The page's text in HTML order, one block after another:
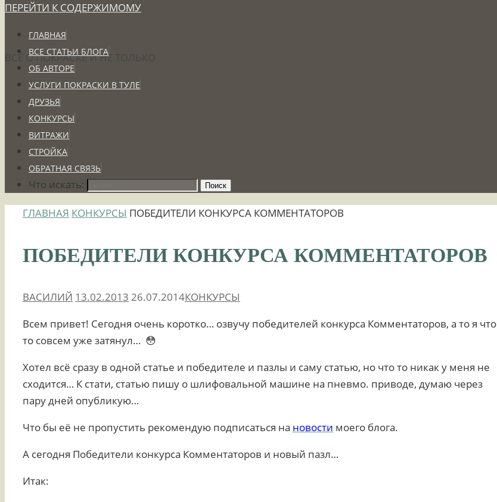
ЗАПИСКИ МАЛЯРА
ВСЁ О ПОКРАСКЕ И НЕ ТОЛЬКО
ПЕРЕЙТИ К СОДЕРЖИМОМУ
ГЛАВНАЯ
ВСЕ СТАТЬИ БЛОГА
ОБ АВТОРЕ
УСЛУГИ ПОКРАСКИ В ТУЛЕ
ДРУЗЬЯ
КОНКУРСЫ
ВИТРАЖИ
СТРОЙКА
ОБРАТНАЯ СВЯЗЬ
Что искать: Поиск
ГЛАВНАЯ КОНКУРСЫ ПОБЕДИТЕЛИ КОНКУРСА КОММЕНТАТОРОВ
ПОБЕДИТЕЛИ КОНКУРСА КОММЕНТАТОРОВ
ВАСИЛИЙ 13.02.2013 26.07.2014КОНКУРСЫ
Всем привет! Сегодня очень коротко… озвучу победителей конкурса Комментаторов, а то я что
то совсем уже затянул… 😳
Хотел всё сразу в одной статье и победителе и пазлы и саму статью, но что то никак у меня не
сходится… К стати, статью пишу о шлифовальной машине на пневмо. приводе, думаю через
пару дней опубликую…
Что бы её не пропустить рекомендую подписаться на новости моего блога.
А сегодня Победители конкурса Комментаторов и новый пазл…
Итак: